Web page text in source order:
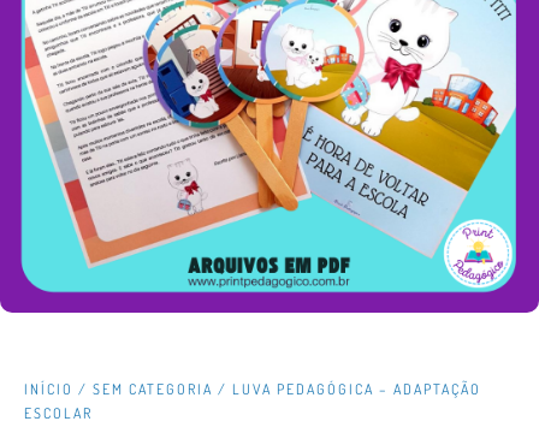
INÍCIO / SEM CATEGORIA / LUVA PEDAGÓGICA – ADAPTAÇÃO
ESCOLAR